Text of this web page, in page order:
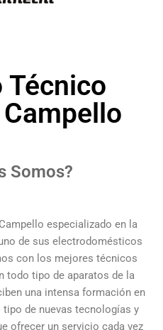
Técnico
Somos?
especializado en la
de sus electrodomésticos
con los mejores técnicos
todo tipo de aparatos de la
una intensa formación en
de nuevas tecnologías y
ofrecer un servicio cada vez